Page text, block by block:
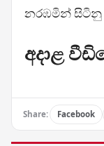
නරඹමින් සිටිනු
අදාළ
Share: Facebook